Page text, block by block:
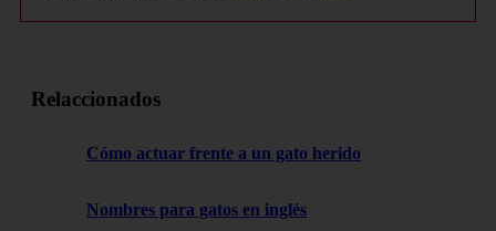
Relaccionados
Cómo actuar frente a un gato herido
Nombres para gatos en inglés